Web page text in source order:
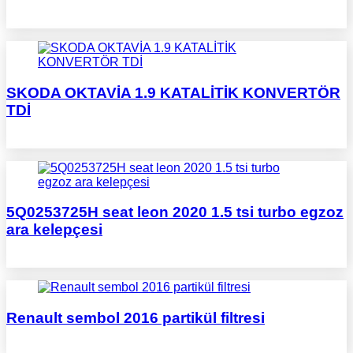
SKODA OKTAVİA 1.9 KATALİTİK KONVERTÖR
TDİ
5Q0253725H seat leon 2020 1.5 tsi turbo egzoz
ara kelepçesi
Renault sembol 2016 partikül filtresi